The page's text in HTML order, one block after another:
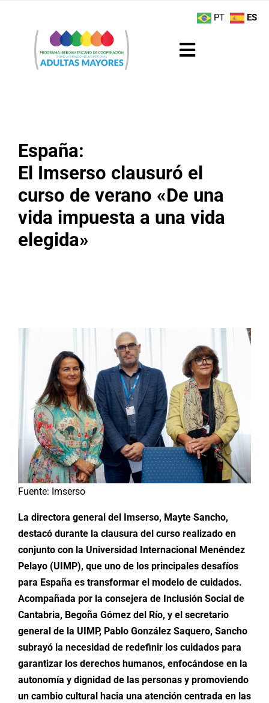
contenido
Toggle
Actividades
Boletín
España:
El Imserso clausuró el
curso de verano «De una
vida impuesta a una vida
elegida»
Fuente: Imserso
La directora general del Imserso, Mayte Sancho,
destacó durante la clausura del curso realizado en
conjunto con la Universidad Internacional Menéndez
Pelayo (UIMP), que uno de los principales desafíos
para España es transformar el modelo de cuidados.
Acompañada por la consejera de Inclusión Social de
Cantabria, Begoña Gómez del Río, y el secretario
general de la UIMP, Pablo González Saquero, Sancho
subrayó la necesidad de redefinir los cuidados para
garantizar los derechos humanos, enfocándose en la
autonomía y dignidad de las personas y promoviendo
un cambio cultural hacia una atención centrada en las
PT ES